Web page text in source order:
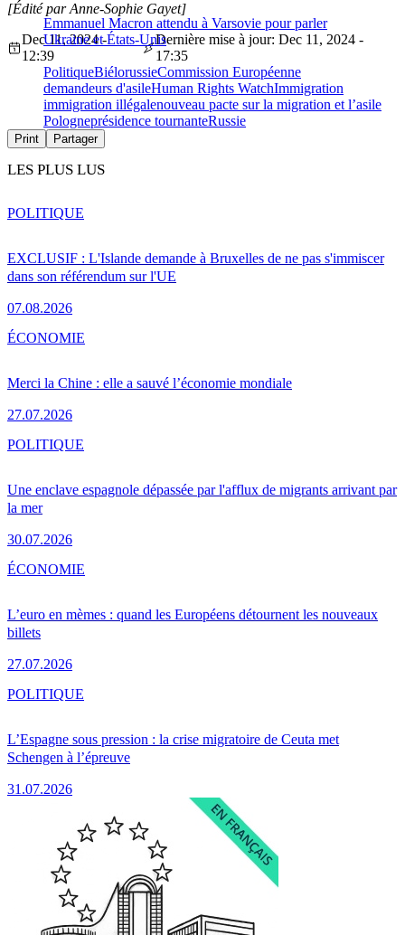
Emmanuel Macron attendu à Varsovie pour parler
Ukraine et États-Unis
[Édité par Anne-Sophie Gayet]
Dec 11, 2024 -
12:39
Dernière mise à jour: Dec 11, 2024 -
17:35
PolitiqueBiélorussieCommission Européenne
demandeurs d'asileHuman Rights WatchImmigration
immigration illégalenouveau pacte sur la migration et l’asile
Pologneprésidence tournanteRussie
Print Partager
LES PLUS LUS
EXCLUSIF : L'Islande demande à Bruxelles de ne pas s'immiscer
dans son référendum sur l'UE
07.08.2026
POLITIQUE
Merci la Chine : elle a sauvé l’économie mondiale
27.07.2026
ÉCONOMIE
Une enclave espagnole dépassée par l'afflux de migrants arrivant par
la mer
30.07.2026
POLITIQUE
L’euro en mèmes : quand les Européens détournent les nouveaux
billets
27.07.2026
ÉCONOMIE
L’Espagne sous pression : la crise migratoire de Ceuta met
Schengen à l’épreuve
31.07.2026
POLITIQUE